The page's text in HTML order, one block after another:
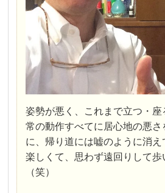
姿勢が悪く、これまで立つ・座
常の動作すべてに居心地の悪
に、帰り道には嘘のように消え
楽しくて、思わず遠回りして歩
（笑）